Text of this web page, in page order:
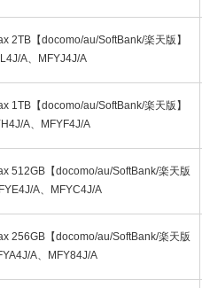
2TB【docomo/au/SoftBank/楽天版】
A、MFYJ4J/A
1TB【docomo/au/SoftBank/楽天版】
A、MFYF4J/A
512GB【docomo/au/SoftBank/楽天版
A、MFYC4J/A
256GB【docomo/au/SoftBank/楽天版
A、MFY84J/A